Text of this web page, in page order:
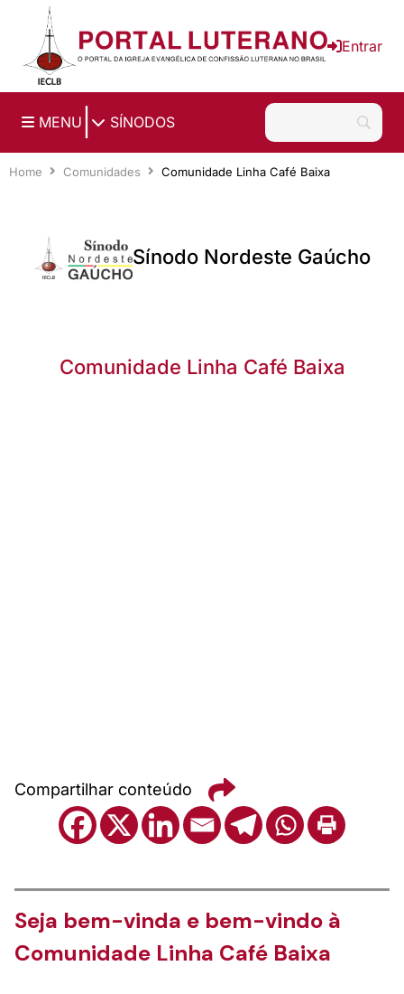
Ir para o conteúdo principal
Entrar
MENU SÍNODOS
Home Comunidades Comunidade Linha Café Baixa
Sínodo Nordeste Gaúcho
Comunidade Linha Café Baixa
Compartilhar conteúdo
Seja bem-vinda e bem-vindo à
Comunidade Linha Café Baixa